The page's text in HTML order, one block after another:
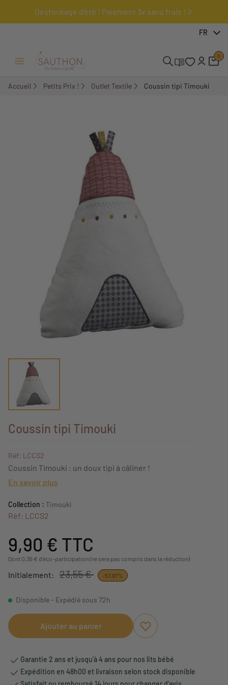
Destockage d'été ! Paiement 3x sans frais !
FR
Ouvrir/Fermer menu
0
Accueil Petits Prix ! Outlet Textile Coussin tipi Timouki
-57,97%
Coussin tipi Timouki
Réf: LCCS2
Coussin Timouki : un doux tipi à câliner !
En savoir plus
Collection : Timouki
Réf: LCCS2
9,90 € TTC
Dont 0,36 € d'éco-participation (ne sera pas compris dans la réduction)
Initialement: 23,55 € -57,97%
Disponible - Expédié sous 72h
Ajouter au panier
Ajouter aux favoris
Supprimer des favoris
Garantie 2 ans et jusqu'à 4 ans pour nos lits bébé
Expédition en 48h00 et livraison selon stock disponible